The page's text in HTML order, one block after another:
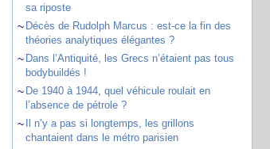
sa riposte
~ Décès de Rudolph Marcus : est-ce la fin des
théories analytiques élégantes ?
~ Dans l’Antiquité, les Grecs n’étaient pas tous
bodybuildés !
~ De 1940 à 1944, quel véhicule roulait en
l’absence de pétrole ?
~
Il n’y a pas si longtemps, les grillons
chantaient dans le métro parisien